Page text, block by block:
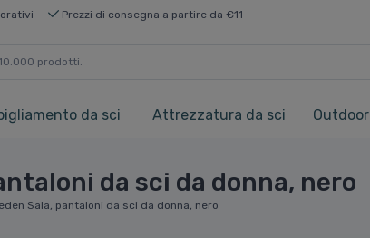
Prezzi di consegna a partire da €11
da sci Attrezzatura da sci Outdoor
da sci da donna, nero
Sala, pantaloni da sci da donna, nero